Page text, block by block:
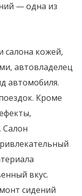
— одна из
салона кожей,
автовладелец
автомобиля.
Кроме
Салон
вкус.
сидений